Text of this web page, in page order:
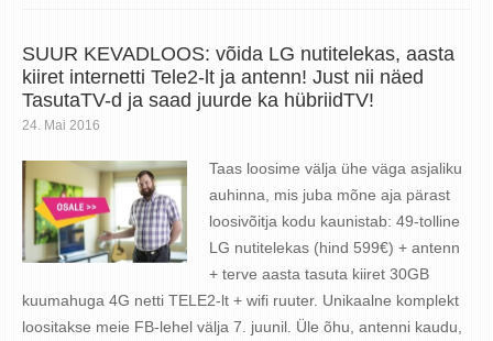
SUUR KEVADLOOS: võida LG nutitelekas, aasta
kiiret internetti Tele2-lt ja antenn! Just nii näed
TasutaTV-d ja saad juurde ka hübriidTV!
24. Mai 2016
Taas loosime välja ühe väga asjaliku
auhinna, mis juba mõne aja pärast
loosivõitja kodu kaunistab: 49-tolline
LG nutitelekas (hind 599€) + antenn
+ terve aasta tasuta kiiret 30GB
kuumahuga 4G netti TELE2-lt + wifi ruuter. Unikaalne komplekt
loositakse meie FB-lehel välja 7. juunil. Üle õhu, antenni kaudu,